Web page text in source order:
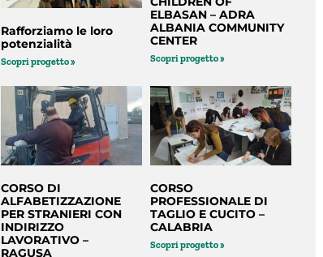
Rafforziamo le loro
potenzialità
Scopri progetto »
ELBASAN – ADRA
ALBANIA COMMUNITY
CENTER
Scopri progetto »
CORSO DI
ALFABETIZZAZIONE
PER STRANIERI CON
INDIRIZZO
LAVORATIVO –
RAGUSA
CORSO
PROFESSIONALE DI
TAGLIO E CUCITO –
CALABRIA
Scopri progetto »